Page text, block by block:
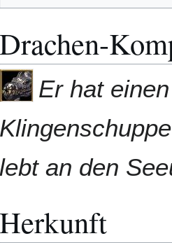
Drachen-
Er hat
lebt an den
Herkunft